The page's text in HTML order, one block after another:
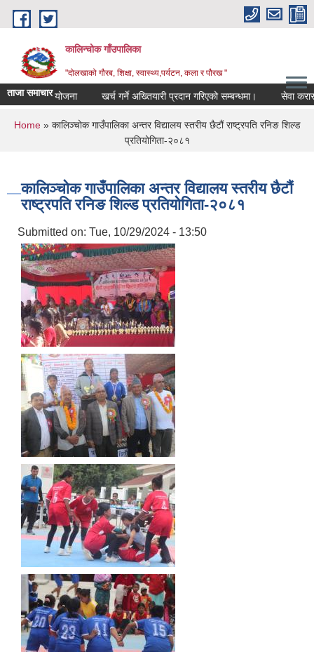
Skip to main content
कालिन्चोक गाँउपालिका
"दोलखाको गौरब, शिक्षा, स्वास्थ्य,पर्यटन, कला र पौरख "
ताजा समाचार
गाउँ शिक्षा योजना खर्च गर्ने अख्तियारी प्रदान गरिएको सम्बन्धमा। सेवा
You are here
Home» कालिञ्चोक गाउँपालिका अन्तर विद्यालय स्तरीय छैटौं राष्ट्रपति रनिङ शिल्ड
प्रतियोगिता-२०८१
कालिञ्चोक गाउँपालिका अन्तर विद्यालय स्तरीय छैटौं
राष्ट्रपति रनिङ शिल्ड प्रतियोगिता-२०८१
Submitted on: Tue, 10/29/2024 - 13:50